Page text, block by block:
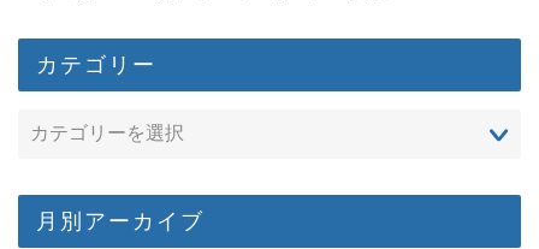
カテゴリー
月別アーカイブ